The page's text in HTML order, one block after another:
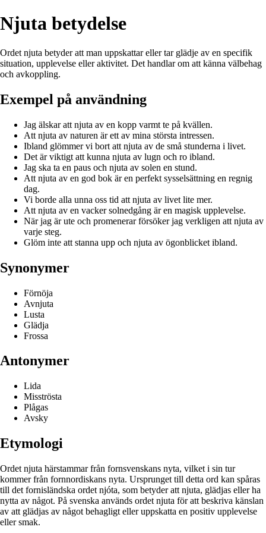
Njuta betydelse
Ordet njuta betyder att man uppskattar eller tar glädje av en specifik
situation, upplevelse eller aktivitet. Det handlar om att känna välbehag
och avkoppling.
Exempel på användning
Jag älskar att njuta av en kopp varmt te på kvällen.
Att njuta av naturen är ett av mina största intressen.
Ibland glömmer vi bort att njuta av de små stunderna i livet.
Det är viktigt att kunna njuta av lugn och ro ibland.
Jag ska ta en paus och njuta av solen en stund.
Att njuta av en god bok är en perfekt sysselsättning en regnig
dag.
Vi borde alla unna oss tid att njuta av livet lite mer.
Att njuta av en vacker solnedgång är en magisk upplevelse.
När jag är ute och promenerar försöker jag verkligen att njuta av
varje steg.
Glöm inte att stanna upp och njuta av ögonblicket ibland.
Synonymer
Förnöja
Avnjuta
Lusta
Glädja
Frossa
Antonymer
Lida
Misströsta
Plågas
Avsky
Etymologi
Ordet njuta härstammar från fornsvenskans nyta, vilket i sin tur
kommer från fornnordiskans nyta. Ursprunget till detta ord kan spåras
till det fornisländska ordet njóta, som betyder att njuta, glädjas eller ha
nytta av något. På svenska används ordet njuta för att beskriva känslan
av att glädjas av något behagligt eller uppskatta en positiv upplevelse
eller smak.